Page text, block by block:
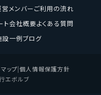
メンバーご利用の流れ
ト会社概要よくある質問
設一例ブログ
ップ|個人情報保護方針
エボルブ